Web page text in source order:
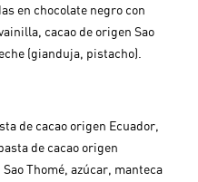
en chocolate negro con
cacao de origen Sao
(gianduja, pistacho).
de cacao origen Ecuador,
de cacao origen
Thomé, azúcar, manteca